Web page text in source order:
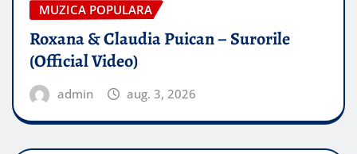
MUZICA POPULARA
Roxana & Claudia Puican – Surorile
(Official Video)
admin aug. 3, 2026